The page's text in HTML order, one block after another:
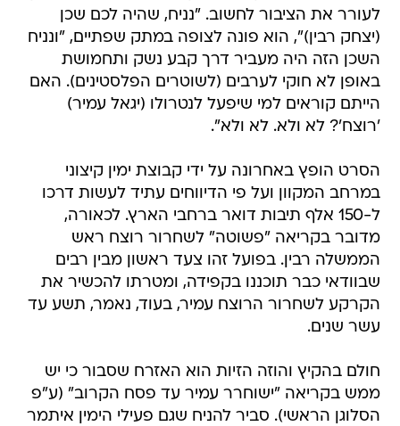
לעורר את הציבור לחשוב. "נניח, שהיה לכם שכן
(יצחק רבין)", הוא פונה לצופה במתק שפתיים, "ונניח
השכן הזה היה מעביר דרך קבע נשק ותחמושת
באופן לא חוקי לערבים (לשוטרים הפלסטינים). האם
הייתם קוראים למי שיפעל לנטרולו (יגאל עמיר)
'רוצח'? לא ולא. לא ולא".
הסרט הופץ באחרונה על ידי קבוצת ימין קיצוני
במרחב המקוון ועל פי הדיווחים עתיד לעשות דרכו
ל-150 אלף תיבות דואר ברחבי הארץ. לכאורה,
מדובר בקריאה "פשוטה" לשחרור רוצח ראש
הממשלה רבין. בפועל זהו צעד ראשון מבין רבים
שבוודאי כבר תוכננו בקפידה, ומטרתו להכשיר את
הקרקע לשחרור הרוצח עמיר, בעוד, נאמר, תשע עד
עשר שנים.
חולם בהקיץ והוזה הזיות הוא האזרח שסבור כי יש
ממש בקריאה "ישוחרר עמיר עד פסח הקרוב" (ע"פ
הסלוגן הראשי). סביר להניח שגם פעילי הימין איתמר